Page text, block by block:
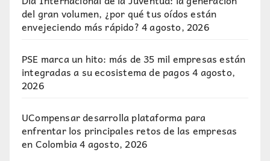
del gran volumen, ¿por qué tus oídos están
envejeciendo más rápido?4 agosto, 2026
PSE marca un hito: más de 35 mil empresas están
integradas a su ecosistema de pagos 4 agosto,
2026
UCompensar desarrolla plataforma para
enfrentar los principales retos de las empresas
en Colombia4 agosto, 2026